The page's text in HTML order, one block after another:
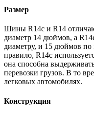
Размер
Шины R14c и R14
диаметр 14 дюймов, а
диаметру, и 15 дюймов по
правило, R14c
она способна
перевозки грузов. В то
легковых автомобилях.
Конструкция